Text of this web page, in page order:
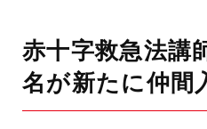
赤十字救急法講
名が新たに仲間